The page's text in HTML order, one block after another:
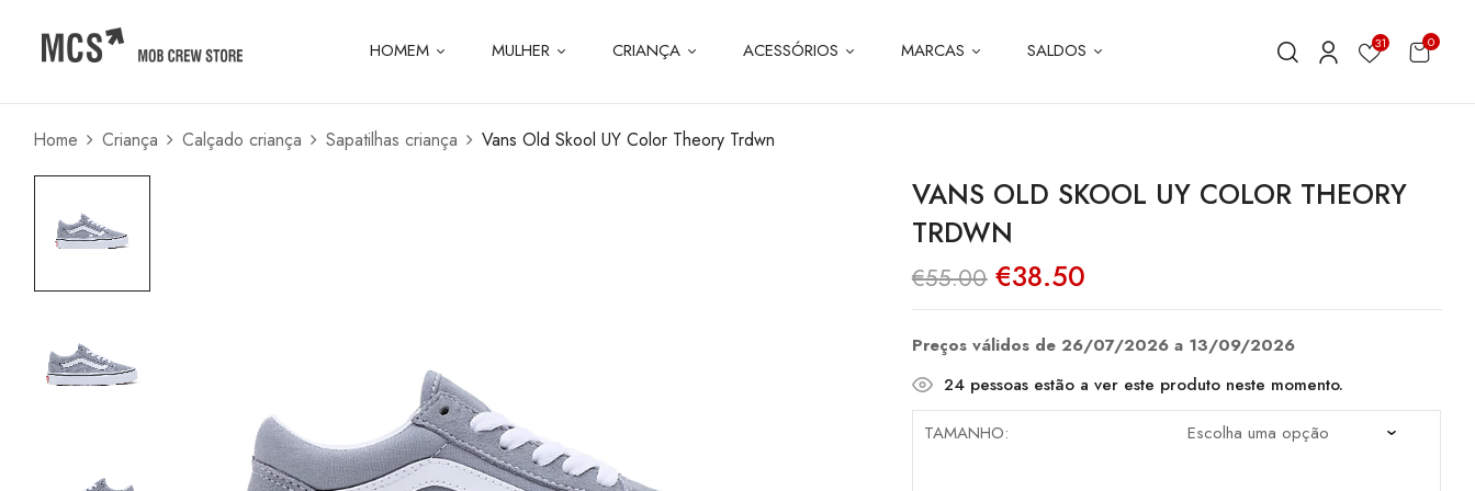
HOMEM MULHER CRIANÇA ACESSÓRIOS MARCAS SALDOS 31 0
Home Criança Calçado criança Sapatilhas criança Vans Old Skool UY Color Theory Trdwn
VANS OLD SKOOL UY COLOR THEORY
TRDWN
€55.00 O
preço
original
€55.00.
€38.50
atual
€38.50.
Preços válidos de 26/07/2026 a 13/09/2026
24 pessoas estão a ver este produto neste momento.
TAMANHO